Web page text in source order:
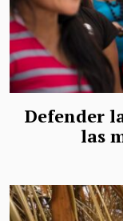
Defender
las